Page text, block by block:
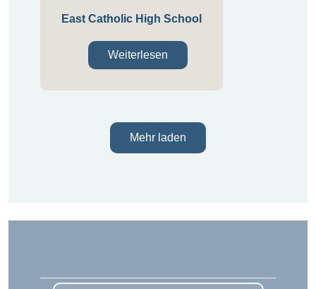
East Catholic High School
Weiterlesen
Mehr laden